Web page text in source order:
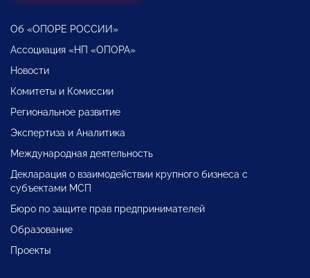
Об «ОПОРЕ РОССИИ»
Ассоциация «НП «ОПОРА»
Новости
Комитеты и Комиссии
Региональное развитие
Экспертиза и Аналитика
Международная деятельность
Декларация о взаимодействии крупного бизнеса с
субъектами МСП
Бюро по защите прав предпринимателей
Образование
Проекты